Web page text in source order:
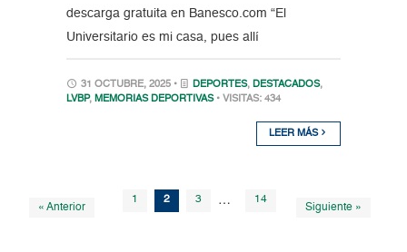
descarga gratuita en Banesco.com “El
Universitario es mi casa, pues allí
31 OCTUBRE, 2025 • DEPORTES, DESTACADOS,
LVBP, MEMORIAS DEPORTIVAS • VISITAS: 434
LEER MÁS
« Anterior
1 2 3 … 14
Siguiente »